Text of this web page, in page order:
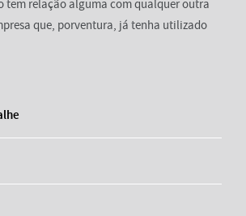
tem relação alguma com qualquer outra
que, porventura, já tenha utilizado